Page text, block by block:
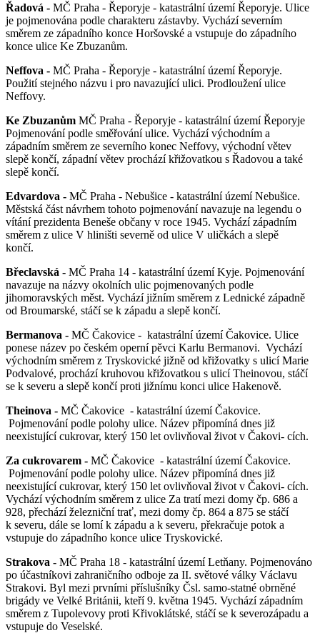
Řadová - MČ Praha - Řeporyje - katastrální území Řeporyje. Ulice
je pojmenována podle charakteru zástavby. Vychází severním
směrem ze západního konce Horšovské a vstupuje do západního
konce ulice Ke Zbuzanům.
Neffova - MČ Praha - Řeporyje - katastrální území Řeporyje.
Použití stejného názvu i pro navazující ulici. Prodloužení ulice
Neffovy.
Ke Zbuzanům MČ Praha - Řeporyje - katastrální území Řeporyje
Pojmenování podle směřování ulice. Vychází východním a
západním směrem ze severního konec Neffovy, východní větev
slepě končí, západní větev prochází křižovatkou s Řadovou a také
slepě končí.
Edvardova - MČ Praha - Nebušice - katastrální území Nebušice.
Městská část návrhem tohoto pojmenování navazuje na legendu o
vítání prezidenta Beneše občany v roce 1945. Vychází západním
směrem z ulice V hliništi severně od ulice V uličkách a slepě
končí.
Břeclavská - MČ Praha 14 - katastrální území Kyje. Pojmenování
navazuje na názvy okolních ulic pojmenovaných podle
jihomoravských měst. Vychází jižním směrem z Lednické západně
od Broumarské, stáčí se k západu a slepě končí.
Bermanova - MČ Čakovice - katastrální území Čakovice. Ulice
ponese název po českém operní pěvci Karlu Bermanovi. Vychází
východním směrem z Tryskovické jižně od křižovatky s ulicí Marie
Podvalové, prochází kruhovou křižovatkou s ulicí Theinovou, stáčí
se k severu a slepě končí proti jižnímu konci ulice Hakenově.
Theinova - MČ Čakovice - katastrální území Čakovice.
Pojmenování podle polohy ulice. Název připomíná dnes již
neexistující cukrovar, který 150 let ovlivňoval život v Čakovi- cích.
Za cukrovarem - MČ Čakovice - katastrální území Čakovice.
Pojmenování podle polohy ulice. Název připomíná dnes již
neexistující cukrovar, který 150 let ovlivňoval život v Čakovi- cích.
Vychází východním směrem z ulice Za tratí mezi domy čp. 686 a
928, přechází železniční trať, mezi domy čp. 864 a 875 se stáčí
k severu, dále se lomí k západu a k severu, překračuje potok a
vstupuje do západního konce ulice Tryskovické.
Strakova - MČ Praha 18 - katastrální území Letňany. Pojmenováno
po účastníkovi zahraničního odboje za II. světové války Václavu
Strakovi. Byl mezi prvními příslušníky Čsl. samo-statné obrněné
brigády ve Velké Británii, kteří 9. května 1945. Vychází západním
směrem z Tupolevovy proti Křivoklátské, stáčí se k severozápadu a
vstupuje do Veselské.